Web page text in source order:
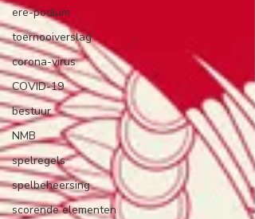
ere-podium
toernooiverslag
corona-virus
COVID-19
bestuur
NMB
spelregels
spelbeheersing
scorende elementen